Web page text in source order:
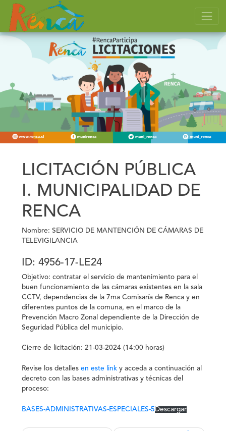
LICITACIÓN PÚBLICA
I. MUNICIPALIDAD DE
RENCA
Nombre: SERVICIO DE MANTENCIÓN DE CÁMARAS DE
TELEVIGILANCIA
ID: 4956-17-LE24
Objetivo: contratar el servicio de mantenimiento para el
buen funcionamiento de las cámaras existentes en la sala
CCTV, dependencias de la 7ma Comisaría de Renca y en
diferentes puntos de la comuna, en el marco de la
Prevención Macro Zonal dependiente de la Dirección de
Seguridad Pública del municipio.
Cierre de licitación: 21-03-2024 (14:00 horas)
Revise los detalles en este link y acceda a continuación al
decreto con las bases administrativas y técnicas del
proceso:
BASES-ADMINISTRATIVAS-ESPECIALES-5 Descargar